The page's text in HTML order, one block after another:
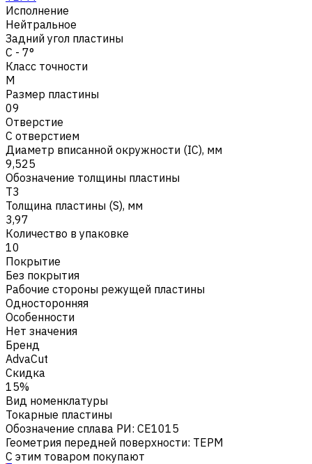
Исполнение
Нейтральное
Задний угол пластины
C - 7°
Класс точности
M
Размер пластины
09
Отверстие
С отверстием
Диаметр вписанной окружности (IC), мм
9,525
Обозначение толщины пластины
T3
Толщина пластины (S), мм
3,97
Количество в упаковке
10
Покрытие
Без покрытия
Рабочие стороны режущей пластины
Односторонняя
Особенности
Нет значения
Бренд
AdvaCut
Скидка
15%
Вид номенклатуры
Токарные пластины
Обозначение сплава РИ: CE1015
Геометрия передней поверхности: TEPM
С этим товаром покупают